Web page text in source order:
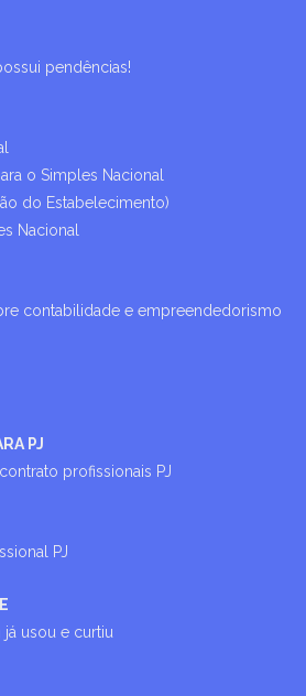
pendências!
o Simples Nacional
do Estabelecimento)
Nacional
contabilidade e empreendedorismo
PJ
profissionais PJ
PJ
usou e curtiu